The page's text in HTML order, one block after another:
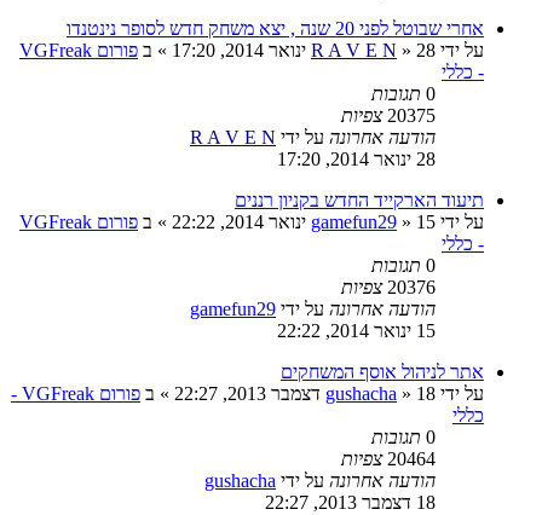
אחרי שבוטל לפני 20 שנה , יצא משחק חדש לסופר נינטנדו
על ידי
R A V E N » 28 ינואר 2014, 17:20 » ב
פורום VGFreak
- כללי
0 תגובות
20375 צפיות
הודעה אחרונה על ידי R A V E N
28 ינואר 2014, 17:20
תיעוד הארקייד החדש בקניון רננים
על ידי
gamefun29 » 15 ינואר 2014, 22:22 » ב
פורום VGFreak
- כללי
0 תגובות
20376 צפיות
הודעה אחרונה על ידי gamefun29
15 ינואר 2014, 22:22
אתר לניהול אוסף המשחקים
על ידי
gushacha » 18 דצמבר 2013, 22:27 » ב
פורום VGFreak -
כללי
0 תגובות
20464 צפיות
הודעה אחרונה על ידי gushacha
18 דצמבר 2013, 22:27